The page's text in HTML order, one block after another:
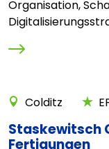
Organisation,
Colditz
Staskewitsch
Fertigungen